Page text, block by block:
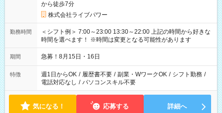
から徒歩7分
株式会社ライブパワー
勤務時間
＜シフト例＞ 7:00～23:00 13:30～22:00 上記の時間から好きな
時間を選べます！ ※時間は変更となる可能性があります
期間 急募！8月15日・16日
特徴 週1日からOK / 履歴書不要 / 副業・WワークOK / シフト勤務 /
電話対応なし / パソコンスキル不要
気になる！ 応募する 詳細へ